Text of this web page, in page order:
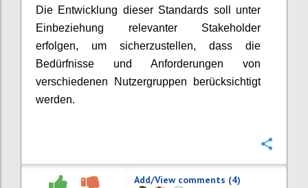
Die Entwicklung dieser Standards soll unter
Einbeziehung relevanter Stakeholder
erfolgen, um sicherzustellen, dass die
Bedürfnisse und Anforderungen von
verschiedenen Nutzergruppen berücksichtigt
werden.
Add/View comments (4)